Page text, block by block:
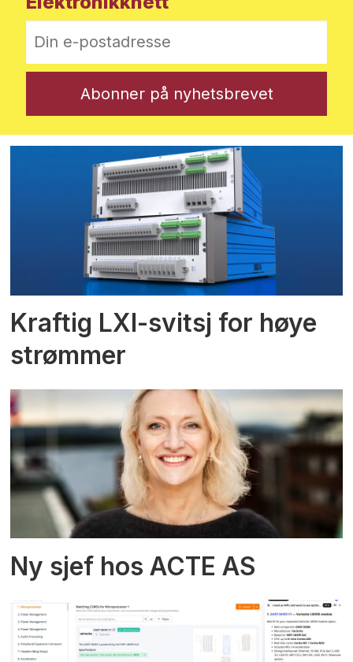
Kraftig LXI-svitsj for høye
strømmer
Ny sjef hos ACTE AS